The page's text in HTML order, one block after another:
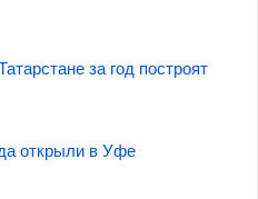
за год построят
открыли в Уфе